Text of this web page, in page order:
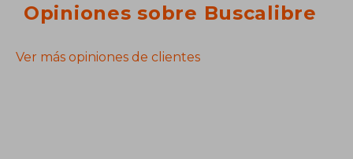
Opiniones sobre Buscalibre
Ver más opiniones de clientes